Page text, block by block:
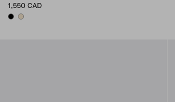
1,550 CAD
BLACKIVORY